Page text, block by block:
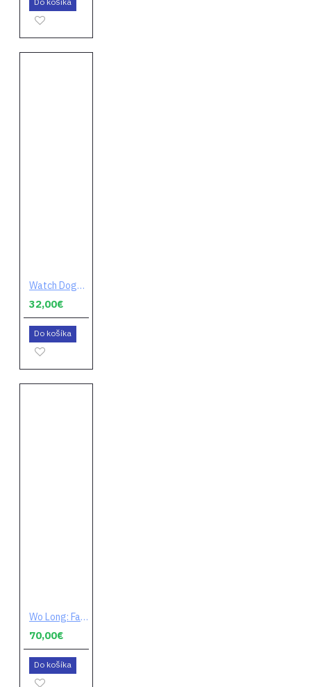
Watch Dogs Legion (digitálny kód)
32,00€
Do košíka
Wo Long: Fallen Dynasty (digitálny kód)
70,00€
Do košíka